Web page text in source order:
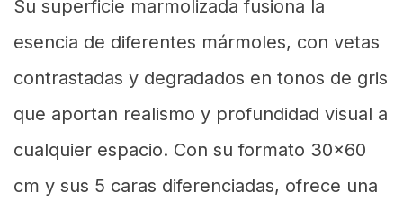
Su superficie marmolizada fusiona la
esencia de diferentes mármoles, con vetas
contrastadas y degradados en tonos de gris
que aportan realismo y profundidad visual a
cualquier espacio. Con su formato 30x60
cm y sus 5 caras diferenciadas, ofrece una